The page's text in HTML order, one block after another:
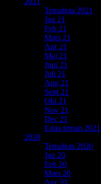
Temalista 2021
Jan 21
Feb 21
Mars 21
Apr 21
Maj 21
Juni 21
Juli 21
Aug 21
Sept 21
Okt 21
Nov 21
Dec 21
Egna teman 2021
2020
Temalista 2020
Jan 20
Feb 20
Mars 20
Apr 20